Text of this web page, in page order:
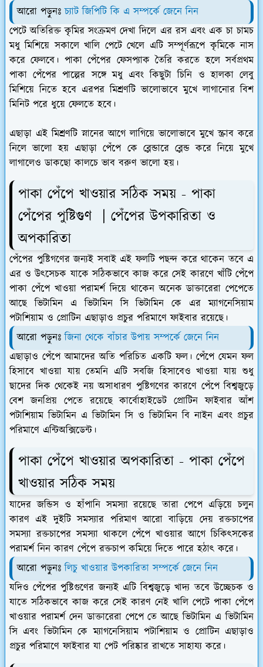
আরো পড়ুনঃ চ্যাট জিপিটি কি এ সম্পর্কে জেনে নিন
পেটে অতিরিক্ত কৃমির সংক্রমণ দেখা দিলে এর রস এবং এক চা চামচ
মধু মিশিয়ে সকালে খালি পেটে খেলে এটি সম্পূর্ণরূপে কৃমিকে নাস
করে ফেলবে। পাকা পেঁপের ফেসপ্যাক তৈরি করতে হলে সর্বপ্রথম
পাকা পেঁপের পাল্পের সঙ্গে মধু এবং কিছুটা চিনি ও হালকা লেবু
মিশিয়ে নিতে হবে এরপর মিশ্রণটি ভালোভাবে মুখে লাগানোর বিশ
মিনিট পরে ধুয়ে ফেলতে হবে।
এছাড়া এই মিশ্রণটি স্নানের আগে লাগিয়ে ভালোভাবে মুখে স্ক্রাব করে
নিলে ভালো হয় এছাড়া পেঁপে কে ব্লেন্ডারে ব্লেন্ড করে নিয়ে মুখে
লাগালেও ডাকছো কালচে ভাব বরুণ ভালো হয়।
পাকা পেঁপে খাওয়ার সঠিক সময় - পাকা
পেঁপের পুষ্টিগুণ | পেঁপের উপকারিতা ও
অপকারিতা
পেঁপের পুষ্টিগণের জন্যই সবাই এই ফলটি পছন্দ করে থাকেন তবে এ
এর ও উৎসেচক যাকে সঠিকভাবে কাজ করে সেই কারণে খাঁটি পেঁপে
পাকা পেঁপে খাওয়া পরামর্শ দিয়ে থাকেন অনেক ডাক্তারেরা পেপেতে
আছে ভিটামিন এ ভিটামিন সি ভিটামিন কে এর ম্যাগনেসিয়াম
পটাশিয়াম ও প্রোটিন এছাড়াও প্রচুর পরিমাণে ফাইবার রয়েছে।
আরো পড়ুনঃজিনা থেকে বাঁচার উপায় সম্পর্কে জেনে নিন
এছাড়াও পেঁপে আমাদের অতি পরিচিত একটি ফল। পেঁপে যেমন ফল
হিসাবে খাওয়া যায় তেমনি এটি সবজি হিসাবেও খাওয়া যায় শুধু
ছাদের দিক থেকেই নয় অসাধারণ পুষ্টিগণের কারণে পেঁপে বিশ্বজুড়ে
বেশ জনপ্রিয় পেতে রয়েছে কার্বোহাইডেট প্রোটিন ফাইবার আঁশ
পটাশিয়াম ভিটামিন এ ভিটামিন সি ও ভিটামিন বি নাইন এবং প্রচুর
পরিমাণে এন্টিঅক্সিডেন্ট।
পাকা পেঁপে খাওয়ার অপকারিতা - পাকা পেঁপে
খাওয়ার সঠিক সময়
যাদের জন্ডিস ও হাঁপানি সমস্যা রয়েছে তারা পেপে এড়িয়ে চলুন
কারণ এই দুইটি সমস্যার পরিমাণ আরো বাড়িয়ে দেয় রক্তচাপের
সমস্যা রক্তচাপের সমস্যা থাকলে পেঁপে খাওয়ার আগে চিকিৎসকের
পরামর্শ নিন কারণ পেঁপে রক্তচাপ কমিয়ে দিতে পারে হঠাৎ করে।
আরো পড়ুনঃলিচু খাওয়ার উপকারিতা সম্পর্কে জেনে নিন
যদিও পেঁপের পুষ্টিগুণের জন্যই এটি বিশ্বজুড়ে খাদ্য তবে উচ্ছেচক ও
যাতে সঠিকভাবে কাজ করে সেই কারণ নেই খালি পেটে পাকা পেঁপে
খাওয়ার পরামর্শ দেন ডাক্তারেরা পেপে তে আছে ভিটামিন এ ভিটামিন
সি এবং ভিটামিন কে ম্যাগনেসিয়াম পটাশিয়াম ও প্রোটিন এছাড়াও
প্রচুর পরিমাণে ফাইবার যা পেট পরিষ্কার রাখতে সাহায্য করে।